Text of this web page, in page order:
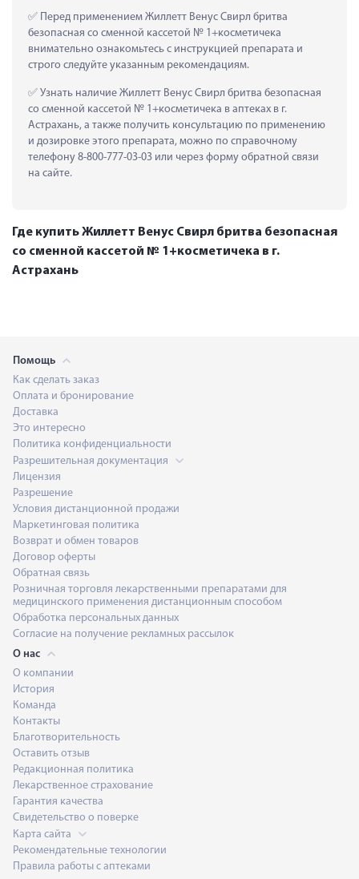
Перед применением Жиллетт Венус Свирл бритва
безопасная со сменной кассетой № 1+косметичека
внимательно ознакомьтесь с инструкцией препарата и
строго следуйте указанным рекомендациям.
Узнать наличие Жиллетт Венус Свирл бритва безопасная
со сменной кассетой № 1+косметичека в аптеках в г.
Астрахань, а также получить консультацию по применению
и дозировке этого препарата, можно по справочному
телефону 8-800-777-03-03 или через форму обратной связи
на сайте.
Где купить Жиллетт Венус Свирл бритва безопасная
со сменной кассетой № 1+косметичека в г.
Астрахань
Помощь
Как сделать заказ
Оплата и бронирование
Доставка
Это интересно
Политика конфиденциальности
Разрешительная документация
Лицензия
Разрешение
Условия дистанционной продажи
Маркетинговая политика
Возврат и обмен товаров
Договор оферты
Обратная связь
Розничная торговля лекарственными препаратами для
медицинского применения дистанционным способом
Обработка персональных данных
Согласие на получение рекламных рассылок
О нас
О компании
История
Команда
Контакты
Благотворительность
Оставить отзыв
Редакционная политика
Лекарственное страхование
Гарантия качества
Свидетельство о поверке
Карта сайта
Рекомендательные технологии
Правила работы с аптеками